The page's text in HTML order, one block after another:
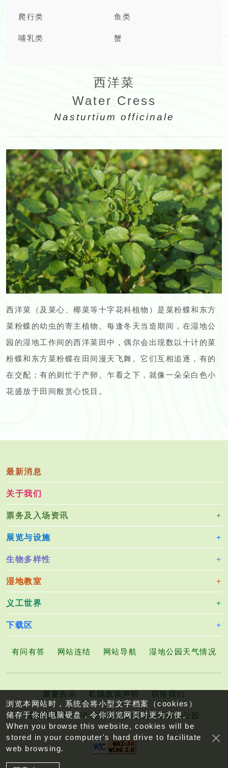
爬行类 鱼类
哺乳类 蟹
西洋菜
Water Cress
Nasturtium officinale
西洋菜（及菜心、椰菜等十字花科植物）是菜粉蝶和东方
菜粉蝶的幼虫的寄主植物。每逢冬天当造期间，在湿地公
园的湿地工作间的西洋菜田中，偶尔会出现数以十计的菜
粉蝶和东方菜粉蝶在田间漫天飞舞。它们互相追逐，有的
在交配；有的则忙于产卵。乍看之下，就像一朵朵白色小
花盛放于田间般赏心悦目。
最新消息
关于我们
票务及入场资讯
展览与设施
生物多样性
湿地教室
义工世界
下载区
有问有答 网站连结 网站导航 湿地公园天气情况
重要告示 私隐政策声明 联络我们
版权所有©2026 渔农自然护理署香港湿地公园
浏览本网站时，系统会将小型文字档案（cookies）
储存于你的电脑硬盘，令你浏览网页时更为方便。
When you browse this website, cookies will be
stored in your computer's hard drive to facilitate
web browsing.